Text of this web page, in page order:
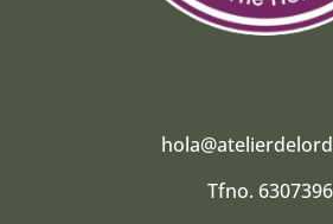
Tfno.